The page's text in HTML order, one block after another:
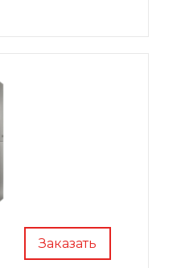
Заказать